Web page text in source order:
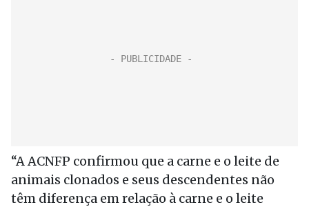
“A ACNFP confirmou que a carne e o leite de
animais clonados e seus descendentes não
têm diferença em relação à carne e o leite